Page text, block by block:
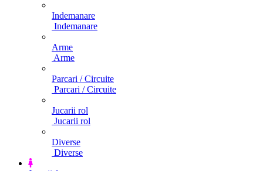
Indemanare
Indemanare
Arme
Arme
Parcari / Circuite
Parcari / Circuite
Jucarii rol
Jucarii rol
Diverse
Diverse